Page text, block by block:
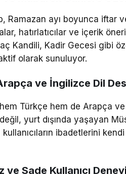
Ramazan ayı boyunca iftar
hatırlatıcılar ve içerik
Kandili, Kadir Gecesi gibi
olarak sunuluyor.
ve İngilizce Dil
Türkçe hem de Arapça
yurt dışında yaşayan
ibadetlerini
ve Sade Kullanıcı